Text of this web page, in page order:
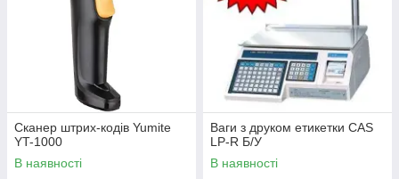
Cканер штрих-кодів Yumite
YT-1000
В наявності
Ваги з друком етикетки CAS
LP-R Б/У
В наявності